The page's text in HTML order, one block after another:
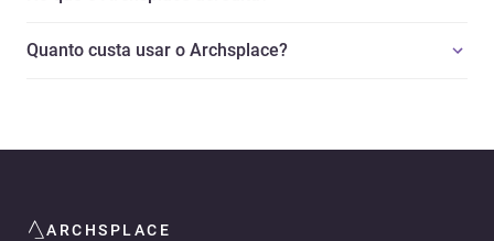
Quanto custa usar o Archsplace?
ARCHSPLACE